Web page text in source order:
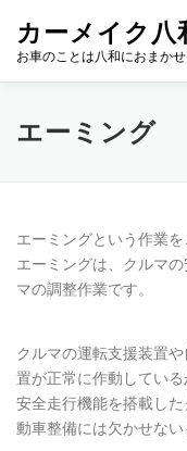
カーメイク八
お車のことは八和におまか
こだわり 新車カ
エーミング
エーミングという作業を
エーミングは、クルマ
マの調整作業です。
クルマの運転支援装置
置が正常に作動してい
安全走行機能を搭載し
動車整備には欠かせない